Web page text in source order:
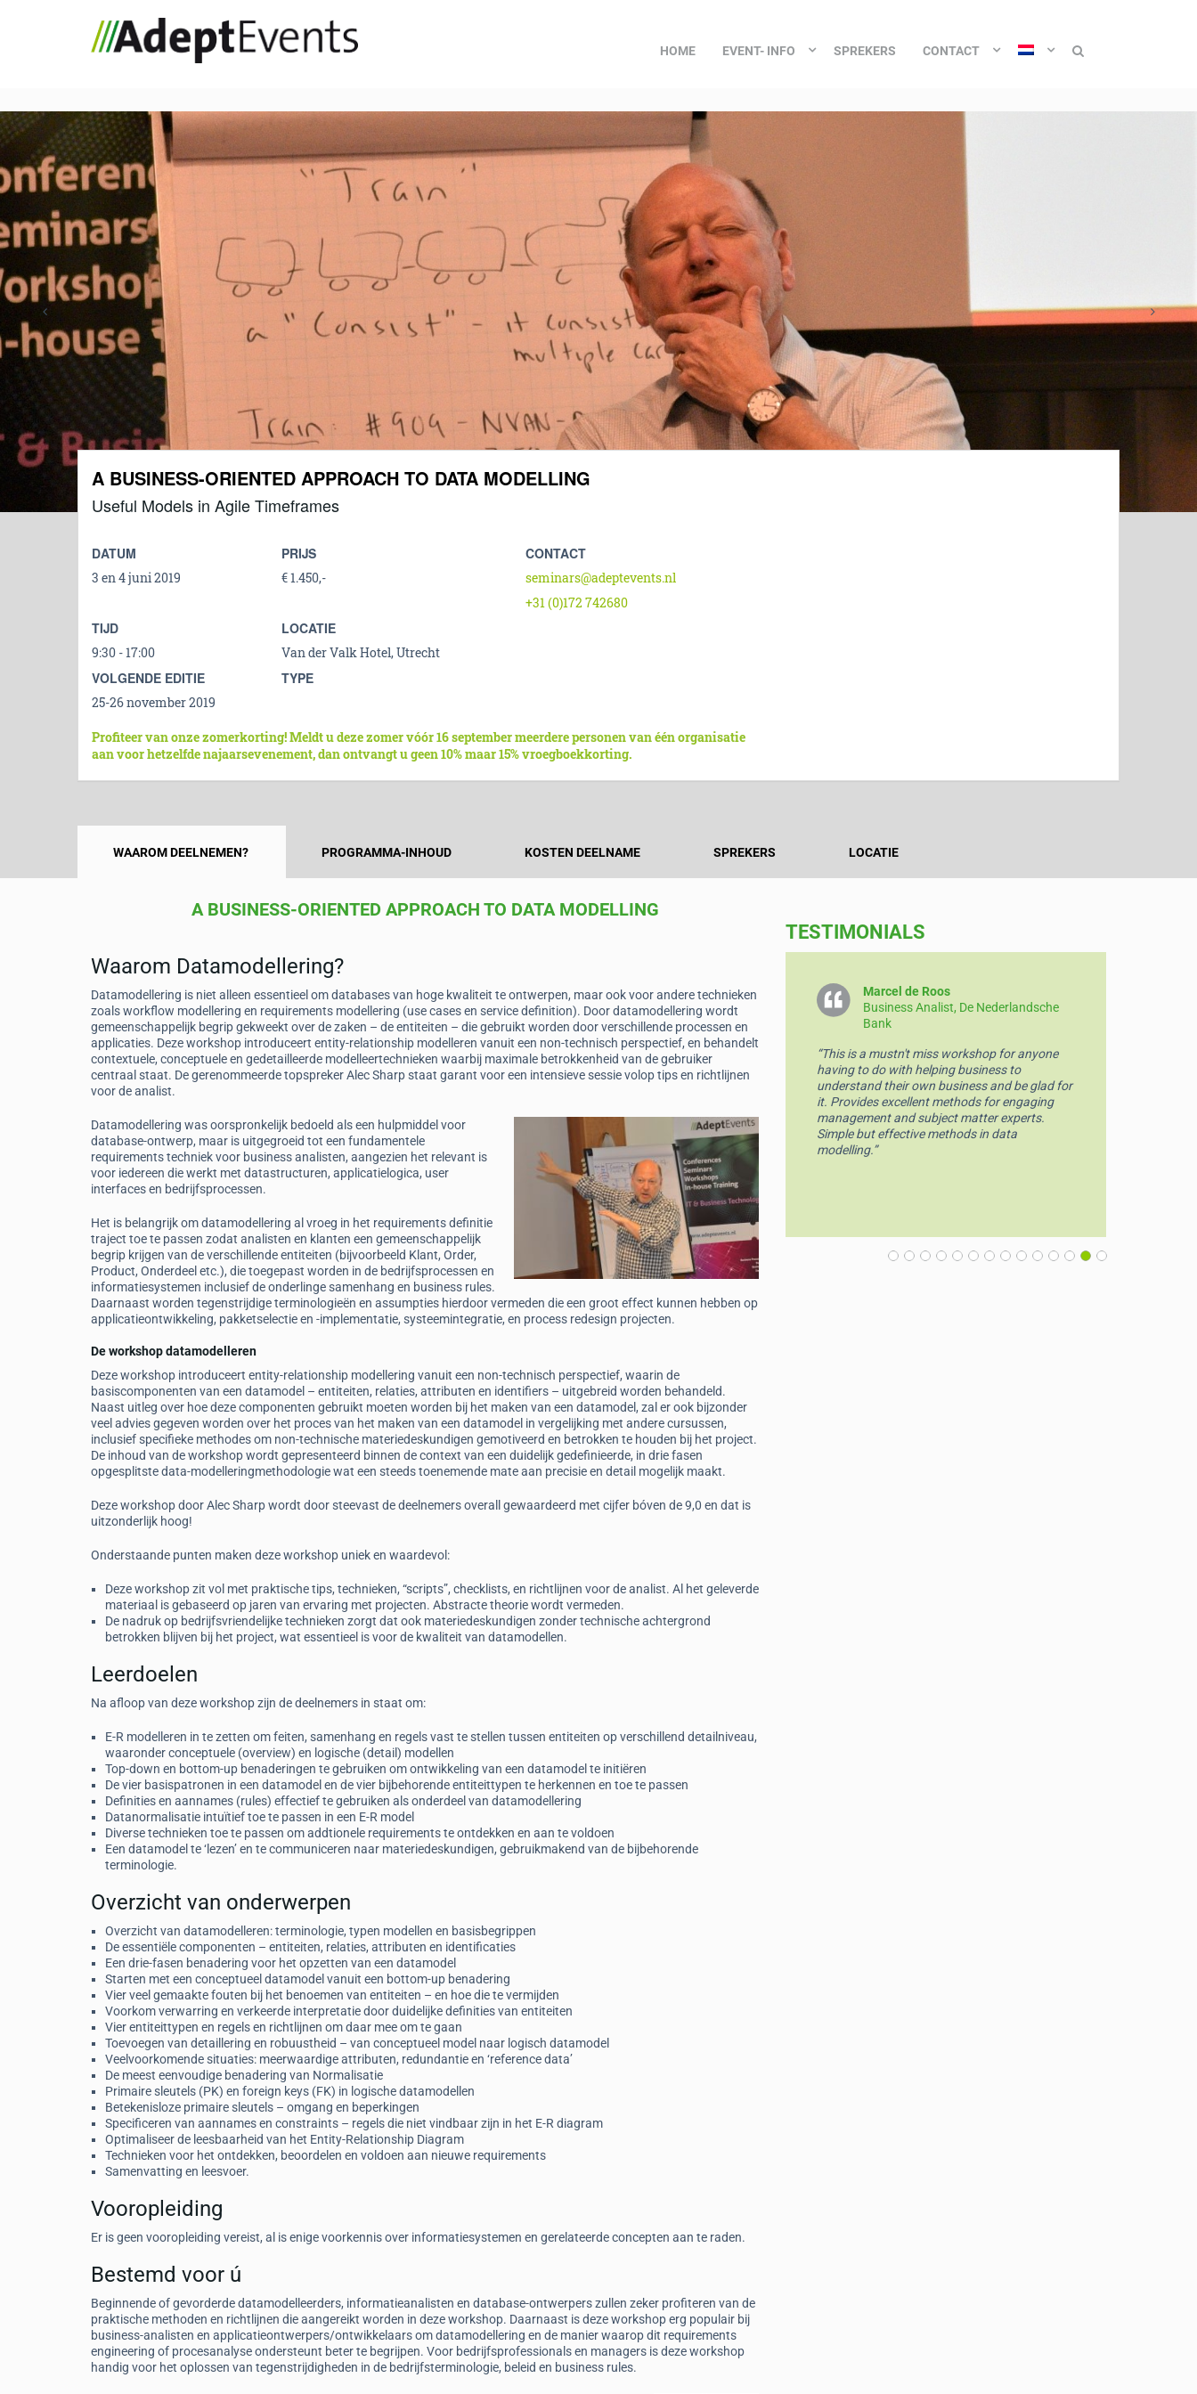
HOME EVENT- INFO SPREKERS CONTACT
A BUSINESS-ORIENTED APPROACH TO DATA MODELLING
Useful Models in Agile Timeframes
DATUM PRIJS CONTACT
3 en 4 juni 2019 € 1.450,-
seminars@adeptevents.nl
+31 (0)172 742680
TIJD LOCATIE
9:30 - 17:00 Van der Valk Hotel, Utrecht
VOLGENDE EDITIE TYPE
25-26 november 2019
Profiteer van onze zomerkorting! Meldt u deze zomer vóór 16 september meerdere personen van één organisatie
aan voor hetzelfde najaarsevenement, dan ontvangt u geen 10% maar 15% vroegboekkorting.
WAAROM DEELNEMEN? PROGRAMMA-INHOUD KOSTEN DEELNAME SPREKERS LOCATIE
A BUSINESS-ORIENTED APPROACH TO DATA MODELLING
Waarom Datamodellering?
Datamodellering is niet alleen essentieel om databases van hoge kwaliteit te ontwerpen, maar ook voor andere technieken
zoals workflow modellering en requirements modellering (use cases en service definition). Door datamodellering wordt
gemeenschappelijk begrip gekweekt over de zaken – de entiteiten – die gebruikt worden door verschillende processen en
applicaties. Deze workshop introduceert entity-relationship modelleren vanuit een non-technisch perspectief, en behandelt
contextuele, conceptuele en gedetailleerde modelleertechnieken waarbij maximale betrokkenheid van de gebruiker
centraal staat. De gerenommeerde topspreker Alec Sharp staat garant voor een intensieve sessie volop tips en richtlijnen
voor de analist.
Datamodellering was oorspronkelijk bedoeld als een hulpmiddel voor
database-ontwerp, maar is uitgegroeid tot een fundamentele
requirements techniek voor business analisten, aangezien het relevant is
voor iedereen die werkt met datastructuren, applicatielogica, user
interfaces en bedrijfsprocessen.
Het is belangrijk om datamodellering al vroeg in het requirements definitie
traject toe te passen zodat analisten en klanten een gemeenschappelijk
begrip krijgen van de verschillende entiteiten (bijvoorbeeld Klant, Order,
Product, Onderdeel etc.), die toegepast worden in de bedrijfsprocessen en
informatiesystemen inclusief de onderlinge samenhang en business rules.
Daarnaast worden tegenstrijdige terminologieën en assumpties hierdoor vermeden die een groot effect kunnen hebben op
applicatieontwikkeling, pakketselectie en -implementatie, systeemintegratie, en process redesign projecten.
De workshop datamodelleren
Deze workshop introduceert entity-relationship modellering vanuit een non-technisch perspectief, waarin de
basiscomponenten van een datamodel – entiteiten, relaties, attributen en identifiers – uitgebreid worden behandeld.
Naast uitleg over hoe deze componenten gebruikt moeten worden bij het maken van een datamodel, zal er ook bijzonder
veel advies gegeven worden over het proces van het maken van een datamodel in vergelijking met andere cursussen,
inclusief specifieke methodes om non-technische materiedeskundigen gemotiveerd en betrokken te houden bij het project.
De inhoud van de workshop wordt gepresenteerd binnen de context van een duidelijk gedefinieerde, in drie fasen
opgesplitste data-modelleringmethodologie wat een steeds toenemende mate aan precisie en detail mogelijk maakt.
Deze workshop door Alec Sharp wordt door steevast de deelnemers overall gewaardeerd met cijfer bóven de 9,0 en dat is
uitzonderlijk hoog!
Onderstaande punten maken deze workshop uniek en waardevol:
Deze workshop zit vol met praktische tips, technieken, “scripts”, checklists, en richtlijnen voor de analist. Al het geleverde
materiaal is gebaseerd op jaren van ervaring met projecten. Abstracte theorie wordt vermeden.
De nadruk op bedrijfsvriendelijke technieken zorgt dat ook materiedeskundigen zonder technische achtergrond
betrokken blijven bij het project, wat essentieel is voor de kwaliteit van datamodellen.
Leerdoelen
Na afloop van deze workshop zijn de deelnemers in staat om:
E-R modelleren in te zetten om feiten, samenhang en regels vast te stellen tussen entiteiten op verschillend detailniveau,
waaronder conceptuele (overview) en logische (detail) modellen
Top-down en bottom-up benaderingen te gebruiken om ontwikkeling van een datamodel te initiëren
De vier basispatronen in een datamodel en de vier bijbehorende entiteittypen te herkennen en toe te passen
Definities en aannames (rules) effectief te gebruiken als onderdeel van datamodellering
Datanormalisatie intuïtief toe te passen in een E-R model
Diverse technieken toe te passen om addtionele requirements te ontdekken en aan te voldoen
Een datamodel te ‘lezen’ en te communiceren naar materiedeskundigen, gebruikmakend van de bijbehorende
terminologie.
Overzicht van onderwerpen
Overzicht van datamodelleren: terminologie, typen modellen en basisbegrippen
De essentiële componenten – entiteiten, relaties, attributen en identificaties
Een drie-fasen benadering voor het opzetten van een datamodel
Starten met een conceptueel datamodel vanuit een bottom-up benadering
Vier veel gemaakte fouten bij het benoemen van entiteiten – en hoe die te vermijden
Voorkom verwarring en verkeerde interpretatie door duidelijke definities van entiteiten
Vier entiteittypen en regels en richtlijnen om daar mee om te gaan
Toevoegen van detaillering en robuustheid – van conceptueel model naar logisch datamodel
Veelvoorkomende situaties: meerwaardige attributen, redundantie en ‘reference data’
De meest eenvoudige benadering van Normalisatie
Primaire sleutels (PK) en foreign keys (FK) in logische datamodellen
Betekenisloze primaire sleutels – omgang en beperkingen
Specificeren van aannames en constraints – regels die niet vindbaar zijn in het E-R diagram
Optimaliseer de leesbaarheid van het Entity-Relationship Diagram
Technieken voor het ontdekken, beoordelen en voldoen aan nieuwe requirements
Samenvatting en leesvoer.
Vooropleiding
Er is geen vooropleiding vereist, al is enige voorkennis over informatiesystemen en gerelateerde concepten aan te raden.
Bestemd voor ú
Beginnende of gevorderde datamodelleerders, informatieanalisten en database-ontwerpers zullen zeker profiteren van de
praktische methoden en richtlijnen die aangereikt worden in deze workshop. Daarnaast is deze workshop erg populair bij
business-analisten en applicatieontwerpers/ontwikkelaars om datamodellering en de manier waarop dit requirements
engineering of procesanalyse ondersteunt beter te begrijpen. Voor bedrijfsprofessionals en managers is deze workshop
handig voor het oplossen van tegenstrijdigheden in de bedrijfsterminologie, beleid en business rules.
TESTIMONIALS
to business/data
Josien Heijn
Information Analyst, NautaDutilh NV
“Alec makes you forget it's complex stuff you're
talking about.”
Broderick Roelf
Data Engineer, De Nederlandsche
Bank
“Brilliant, unique presentation on conceptual
modelling. All disparate information on data
modelling brought together and explained
Marcel de Roos
Business Analist, De Nederlandsche
Bank
“This is a mustn't miss workshop for anyone
having to do with helping business to
understand their own business and be glad for
it. Provides excellent methods for engaging
management and subject matter experts.
Simple but effective methods in data
modelling.”